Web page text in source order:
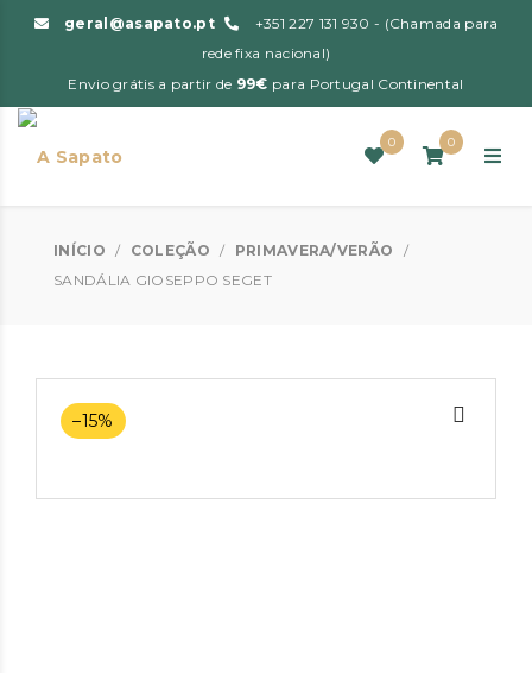
geral@asapato.pt
+351 227 131 930 - (Chamada para
rede fixa nacional)
Envio grátis a partir de 99€ para Portugal Continental
0 0
INÍCIO / COLEÇÃO / PRIMAVERA/VERÃO
/
SANDÁLIA GIOSEPPO SEGET
–15%